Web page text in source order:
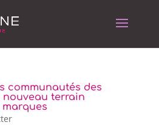
communautés des
nouveau terrain
marques